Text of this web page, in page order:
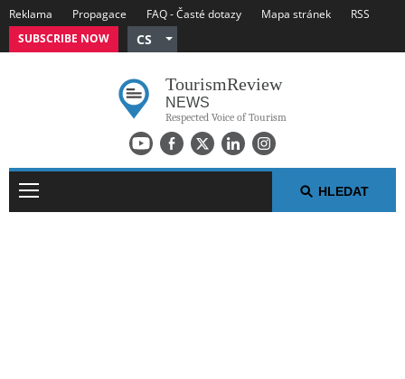
Reklama Propagace FAQ - Časté dotazy Mapa stránek RSS
CS
German
Russian
Polish
Arabic
French
SUBSCRIBE NOW
TourismReview
NEWS
Respected Voice of Tourism
HLEDAT